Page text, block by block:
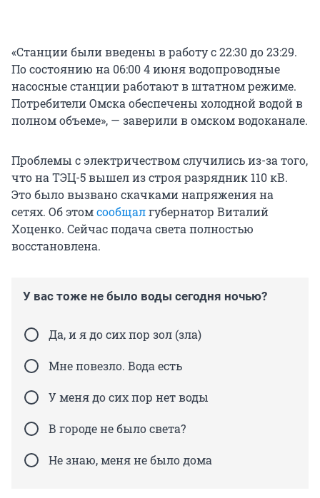
«Станции были введены в работу с 22:30 до 23:29.
По состоянию на 06:00 4 июня водопроводные
насосные станции работают в штатном режиме.
Потребители Омска обеспечены холодной водой в
полном объеме», — заверили в омском водоканале.
Проблемы с электричеством случились из-за того,
что на ТЭЦ-5 вышел из строя разрядник 110 кВ.
Это было вызвано скачками напряжения на
сетях. Об этомсообщалгубернатор Виталий
Хоценко. Сейчас подача света полностью
восстановлена.
У вас тоже не было воды сегодня ночью?
Да, и я до сих пор зол (зла)
Мне повезло. Вода есть
У меня до сих пор нет воды
В городе не было света?
Не знаю, меня не было дома